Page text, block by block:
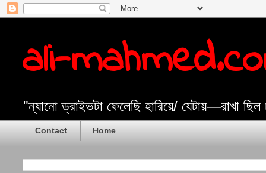
ali-
"ন্যানো ড্রাইভটা ফেলেছি হারিয়ে/ যেটায়—রাখা
Contact Home